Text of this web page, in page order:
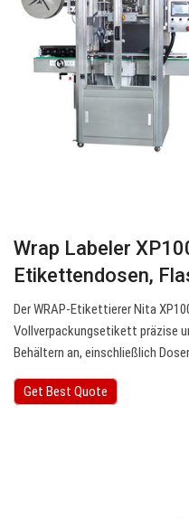
Wrap Labeler
Etikettendosen,
Der WRAP-Etikettierer Nita
Vollverpackungsetikett präzise
Behältern an, einschließlich
Get Best Quote